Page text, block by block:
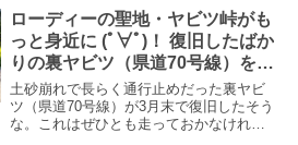
ローディーの聖地・ヤビツ峠がも
っと身近に (ﾟ∀ﾟ)！ 復旧したばか
りの裏ヤビツ（県道70号線）をロ
ードバイクで走ってきた
土砂崩れで長らく通行止めだった裏ヤビ
ツ（県道70号線）が3月末で復旧したそう
な。これはぜひとも走っておかなければ